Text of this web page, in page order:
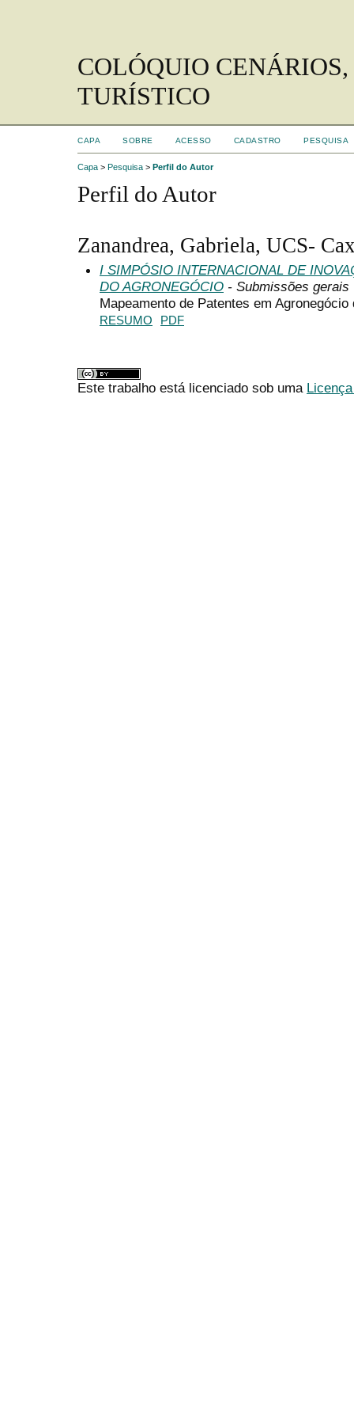
COLÓQUIO
TURÍSTICO
CAPA SOBRE ACESSO CADASTRO PESQUISA
Capa > Pesquisa > Perfil do Autor
Perfil do Autor
Zanandrea, Gabriela, UCS-
I SIMPÓSIO INTERNACIONAL DE
DO AGRONEGÓCIO - Submissões gerais
Mapeamento de Patentes em
RESUMO PDF
Este trabalho está licenciado sob uma